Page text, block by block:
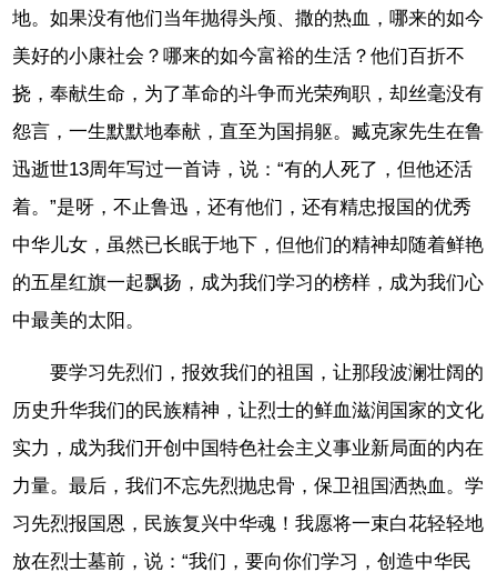
地。如果没有他们当年抛得头颅、撒的热血，哪来的如今
美好的小康社会？哪来的如今富裕的生活？他们百折不
挠，奉献生命，为了革命的斗争而光荣殉职，却丝毫没有
怨言，一生默默地奉献，直至为国捐躯。臧克家先生在鲁
迅逝世13周年写过一首诗，说：“有的人死了，但他还活
着。”是呀，不止鲁迅，还有他们，还有精忠报国的优秀
中华儿女，虽然已长眠于地下，但他们的精神却随着鲜艳
的五星红旗一起飘扬，成为我们学习的榜样，成为我们心
中最美的太阳。
要学习先烈们，报效我们的祖国，让那段波澜壮阔的
历史升华我们的民族精神，让烈士的鲜血滋润国家的文化
实力，成为我们开创中国特色社会主义事业新局面的内在
力量。最后，我们不忘先烈抛忠骨，保卫祖国洒热血。学
习先烈报国恩，民族复兴中华魂！我愿将一束白花轻轻地
放在烈士墓前，说：“我们，要向你们学习，创造中华民